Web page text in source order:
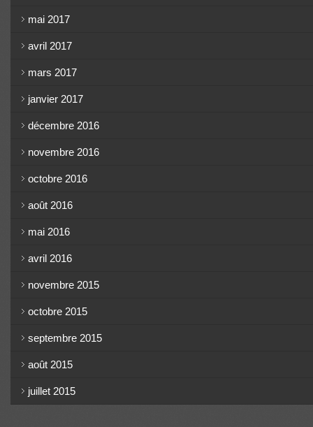
mai 2017
avril 2017
mars 2017
janvier 2017
décembre 2016
novembre 2016
octobre 2016
août 2016
mai 2016
avril 2016
novembre 2015
octobre 2015
septembre 2015
août 2015
juillet 2015